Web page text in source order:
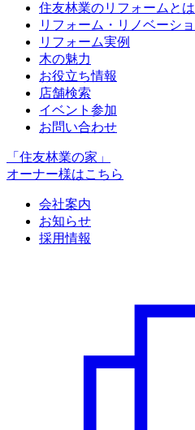
住友林業のリフォームとは
リフォーム・リノベーシ
リフォーム実例
木の魅力
お役立ち情報
店舗検索
イベント参加
お問い合わせ
「住友林業の家」
オーナー様はこちら
会社案内
お知らせ
採用情報